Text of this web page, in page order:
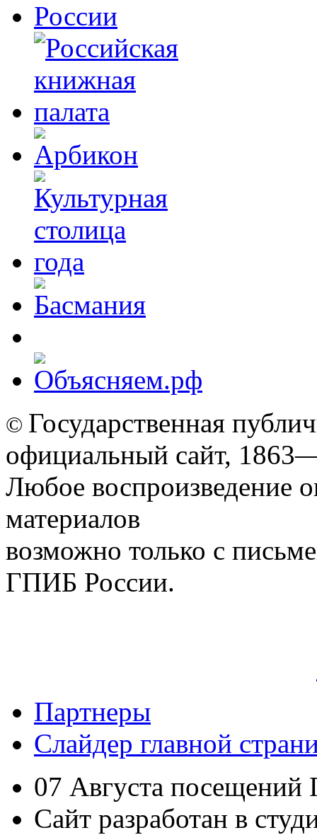
© Государственная
официальный сайт,
Любое воспроизведение
материалов
возможно только с
ГПИБ России.
Партнеры
Слайдер главной
07 Августа
Сайт разработан в